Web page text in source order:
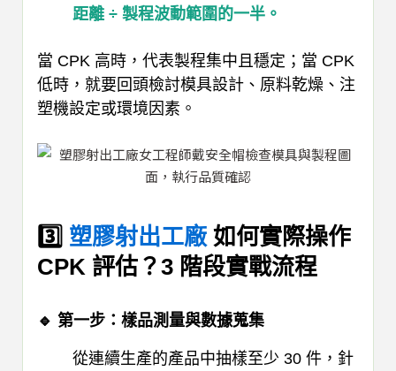
距離 ÷ 製程波動範圍的一半。
當 CPK 高時，代表製程集中且穩定；當 CPK
低時，就要回頭檢討模具設計、原料乾燥、注
塑機設定或環境因素。
3️⃣ 塑膠射出工廠 如何實際操作
CPK 評估？3 階段實戰流程
🔹 第一步：樣品測量與數據蒐集
從連續生產的產品中抽樣至少 30 件，針